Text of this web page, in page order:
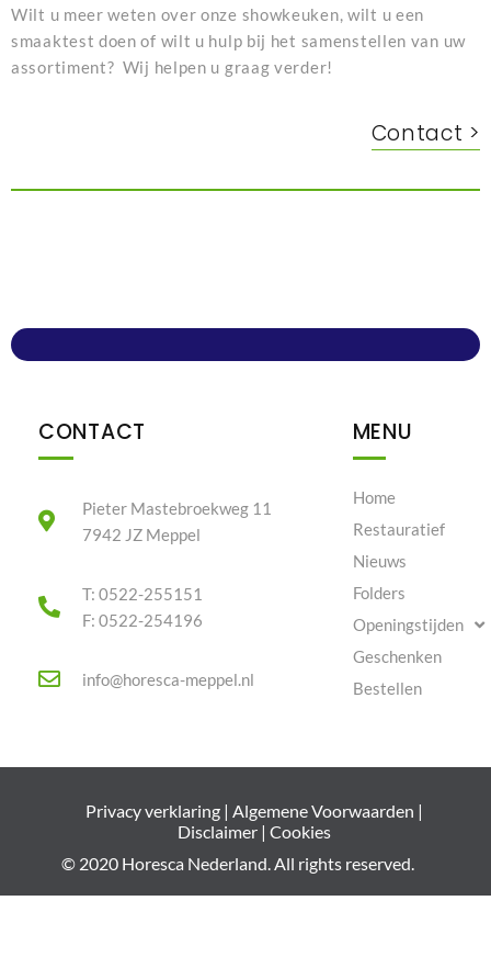
Wilt u meer weten over onze showkeuken, wilt u een
smaaktest doen of wilt u hulp bij het samenstellen van uw
assortiment? Wij helpen u graag verder!
Contact >
CONTACT
Pieter Mastebroekweg 11
7942 JZ Meppel
T: 0522-255151
F: 0522-254196
info@horesca-meppel.nl
MENU
Home
Restauratief
Nieuws
Folders
Openingstijden
Geschenken
Bestellen
Privacy verklaring| Algemene Voorwaarden |
Disclaimer| Cookies
© 2020 Horesca Nederland. All rights reserved.